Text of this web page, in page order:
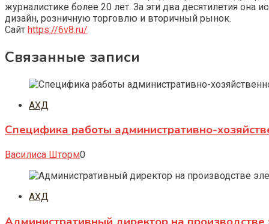
журналистике более 20 лет. За эти два десятилетия
дизайн, розничную торговлю и вторичный рынок.
Сайт https://6v8.ru/
Связанные записи
АХД
Специфика работы административно-
Василиса Шторм0
АХД